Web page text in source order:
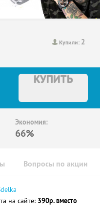
Купили: 2
КУПИТЬ
Экономия:
66%
Вопросы по акции
на сайте: 390р. вместо